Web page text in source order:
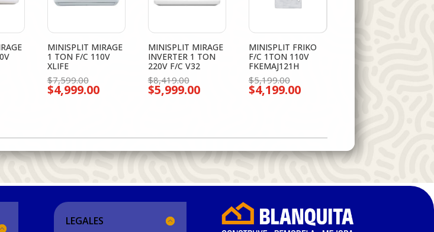
MINISPLIT MIRAGE
1 TON F/C 110V
XLIFE
$7,599.00El
precio
$4,999.00El
MINISPLIT MIRAGE
INVERTER 1 TON
220V F/C V32
$8,419.00El
precio
$5,999.00El
MINISPLIT FRIKO
F/C 1TON 110V
FKEMAJ121H
$5,199.00El
precio
$4,199.00El
LEGALES